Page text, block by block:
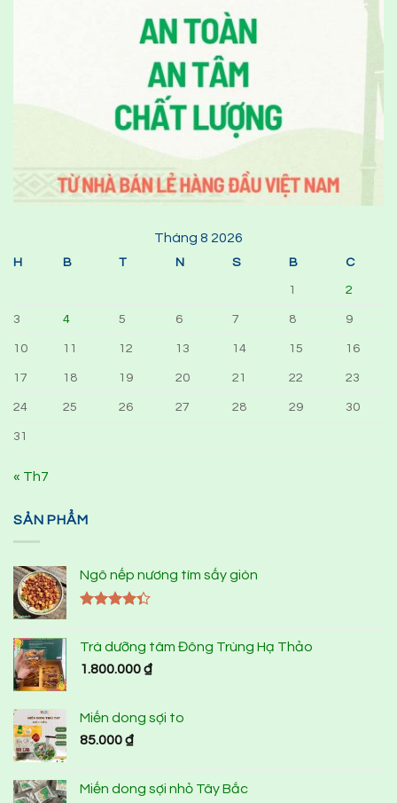
Tháng 8 2026
H B T N S B C
1 2
3 4 5 6 7 8 9
10 11 12 13 14 15 16
17 18 19 20 21 22 23
24 25 26 27 28 29 30
31
« Th7
SẢN PHẨM
Ngô nếp nương tím sấy giòn
5 sao
Trà dưỡng tâm Đông Trùng Hạ Thảo
1.800.000₫
Miến dong sợi to
85.000₫
Miến dong sợi nhỏ Tây Bắc